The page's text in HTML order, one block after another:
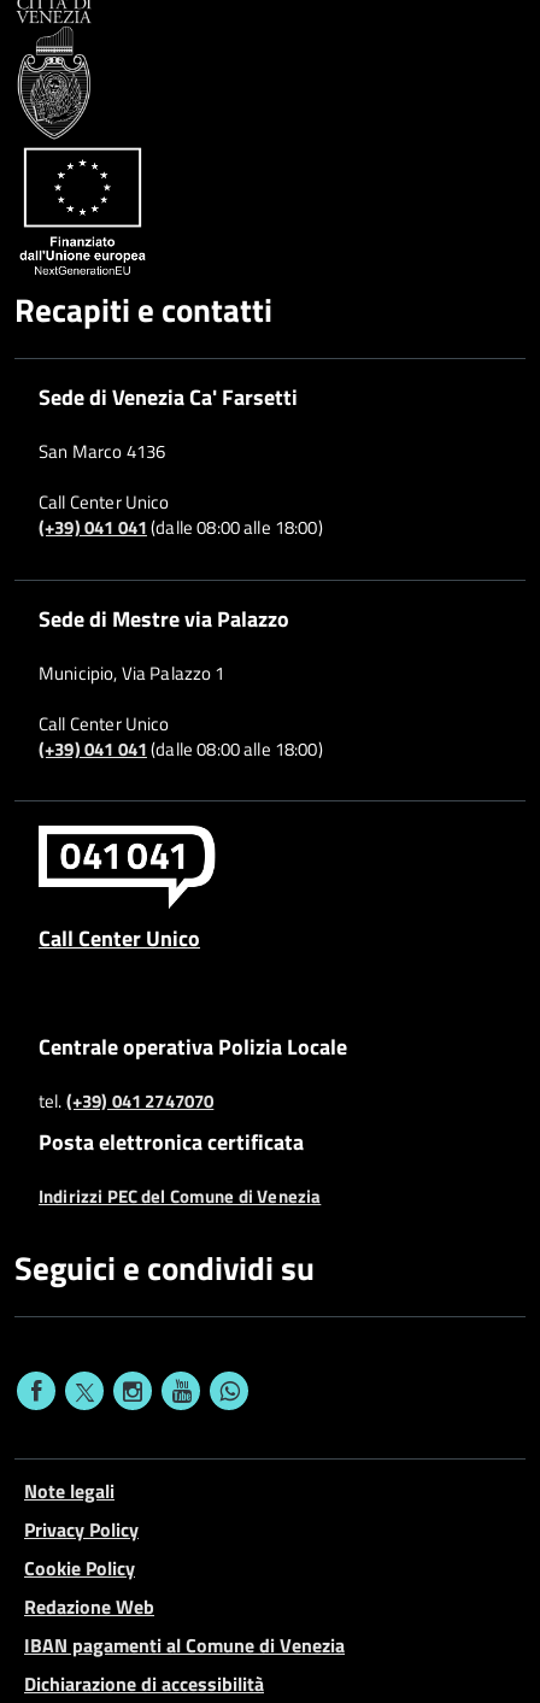
Recapiti e contatti
Sede di Venezia Ca' Farsetti
San Marco 4136
Call Center Unico
(+39) 041 041(dalle 08:00 alle 18:00)
Sede di Mestre via Palazzo
Municipio, Via Palazzo 1
Call Center Unico
(+39) 041 041(dalle 08:00 alle 18:00)
Call Center Unico
Centrale operativa Polizia Locale
tel.(+39) 041 2747070
Posta elettronica certificata
Indirizzi PEC del Comune di Venezia
Seguici e condividi su
Note legali
Privacy Policy
Cookie Policy
Redazione Web
IBAN pagamenti al Comune di Venezia
Dichiarazione di accessibilità